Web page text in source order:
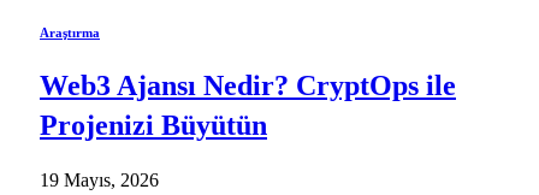
Araştırma
Web3 Ajansı Nedir? CryptOps ile
Projenizi Büyütün
19 Mayıs, 2026